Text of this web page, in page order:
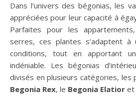
Dans l’univers des bégonias, les
appréciées pour leur capacité à
Parfaites pour les
serres, ces plantes s’adaptent
conditions, tout en apportant
indéniable. Les bégonias
divisés en plusieurs catégories, les
Begonia Rex, le Begonia Elatior et